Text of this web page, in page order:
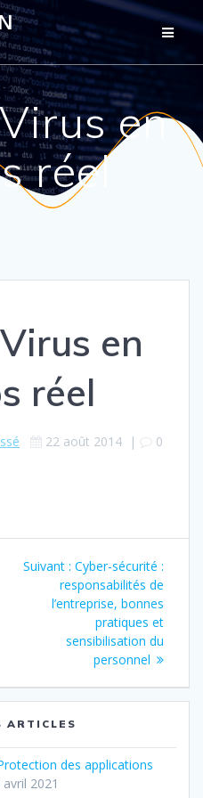
Passer
au
contenu
en
réel
en
réel
22 août 2014 | 0
Suivant : Article
suivant
:
Cyber-sécurité :
responsabilités de
l’entreprise, bonnes
pratiques et
sensibilisation du
personnel
ARTICLES
des applications
avril 2021